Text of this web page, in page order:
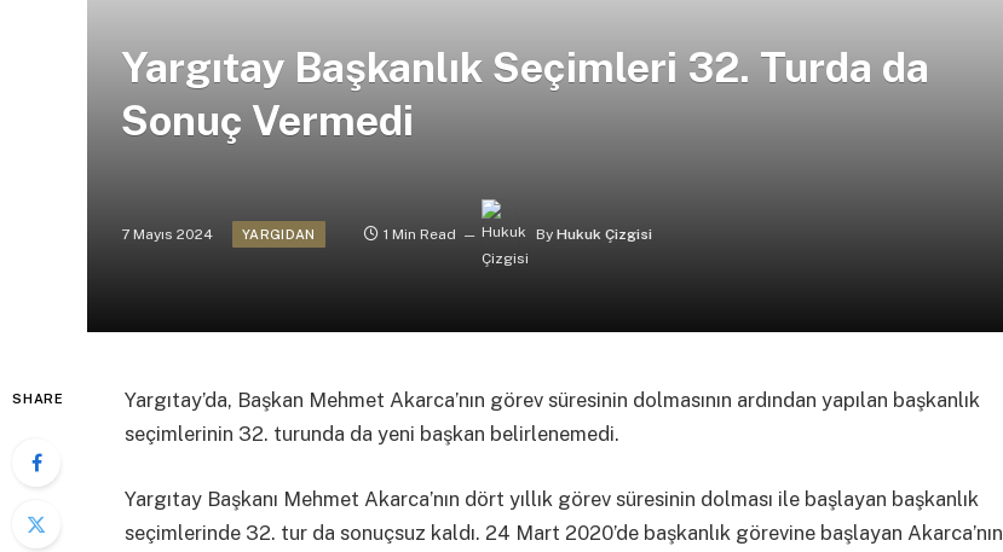
Yargıtay Başkanlık Seçimleri 32. Turda da
Sonuç Vermedi
7 Mayıs 2024 YARGIDAN 1 Min Read By Hukuk Çizgisi
SHARE
Yargıtay’da, Başkan Mehmet Akarca’nın görev süresinin dolmasının ardından yapılan başkanlık
seçimlerinin 32. turunda da yeni başkan belirlenemedi.
Yargıtay Başkanı Mehmet Akarca’nın dört yıllık görev süresinin dolması ile başlayan başkanlık
seçimlerinde 32. tur da sonuçsuz kaldı. 24 Mart 2020’de başkanlık görevine başlayan Akarca’nın